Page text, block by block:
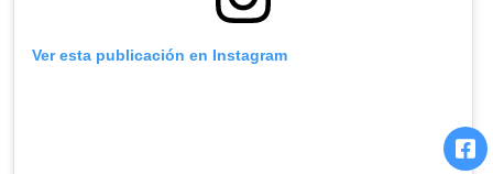
Ver esta publicación en Instagram